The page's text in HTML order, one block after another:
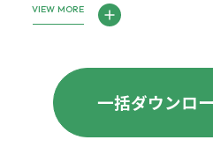
VIEW MORE
一括ダウンロ